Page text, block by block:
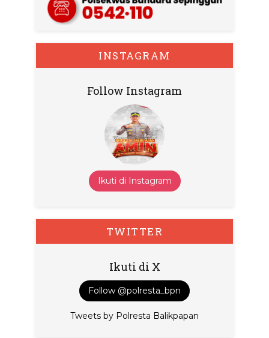
INSTAGRAM
Follow Instagram
Ikuti di Instagram
TWITTER
Ikuti di X
Follow @polresta_bpn
Tweets by Polresta Balikpapan